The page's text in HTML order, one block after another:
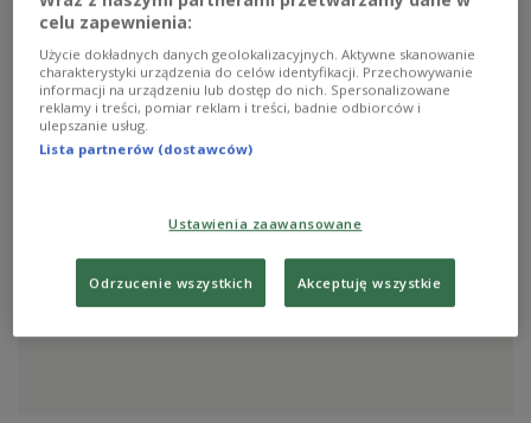
Urodzeni 18 maja
Zobacz więcej na temat:Inga Rub
Janusz Deblessem
Marian Szałkowski
celu zapewnienia:
Użycie dokładnych danych geolokalizacyjnych. Aktywne skanowanie
charakterystyki urządzenia do celów identyfikacji. Przechowywanie
informacji na urządzeniu lub dostęp do nich. Spersonalizowane
reklamy i treści, pomiar reklam i treści, badnie odbiorców i
ulepszanie usług.
Lista partnerów (dostawców)
Ustawienia zaawansowane
Odrzucenie wszystkich Akceptuję wszystkie